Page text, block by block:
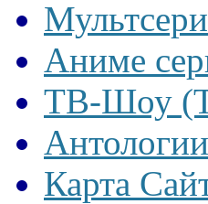
Аниме
ТВ-Шоу
Карта